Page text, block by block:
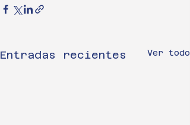
Entradas recientes Ver todo